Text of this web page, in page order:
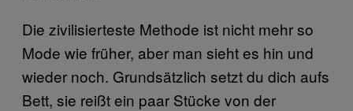
Die zivilisierteste Methode ist nicht mehr so
Mode wie früher, aber man sieht es hin und
wieder noch. Grundsätzlich setzt du dich aufs
Bett, sie reißt ein paar Stücke von der